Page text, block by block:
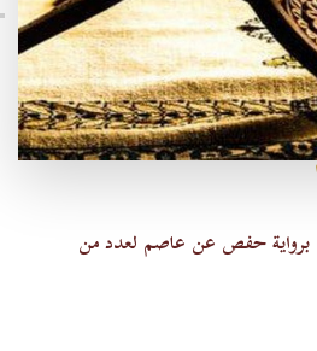
برواية حفص عن عاصم لعدد من